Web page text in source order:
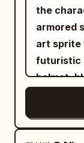
the
armored
art sprite
futuristic
helmet,
ragged